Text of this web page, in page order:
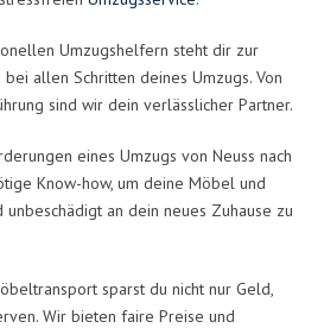
Umzugshelfern steht dir zur
allen Schritten deines Umzugs. Von
sind wir dein verlässlicher Partner.
eines Umzugs von Neuss nach
Know-how, um deine Möbel und
an dein neues Zuhause zu
sparst du nicht nur Geld,
Wir bieten faire Preise und